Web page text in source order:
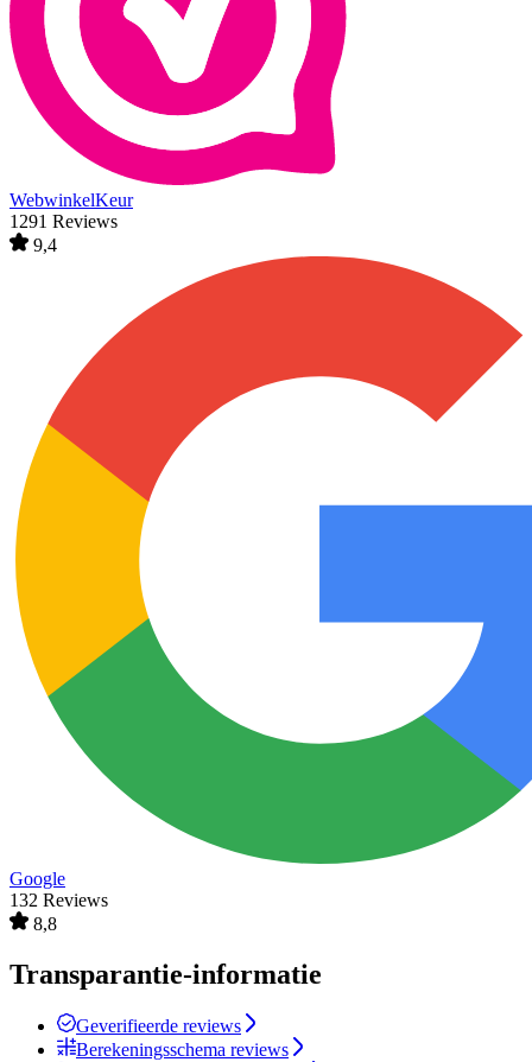
WebwinkelKeur
1291 Reviews
9,4
Google
132 Reviews
8,8
Transparantie-informatie
Geverifieerde reviews
Berekeningsschema reviews